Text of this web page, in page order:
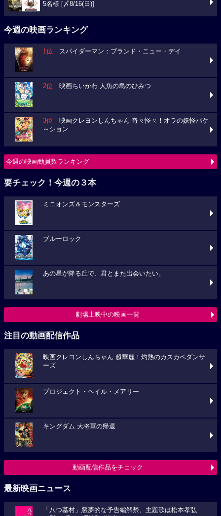
5名様 [〆8/16(日)]
今週の映画ランキング
1位 スパイダーマン：ブランド・ニュー・デイ
2位 映画ちいかわ 人魚の島のひみつ
3位 映画クレヨンしんちゃん 奇々怪々！オラの妖怪バケ
～ション
今週の映画動員数ランキング
要チェック！今週の３本
ミニオンズ＆モンスターズ
ブルーロック
あの星が降る丘で、君とまた出会いたい。
劇場上映中の映画一覧
注目の動画配信作品
映画クレヨンしんちゃん 超華麗！灼熱のカスカベダンサ
ーズ
プロジェクト・ヘイル・メアリー
キングダム 大将軍の帰還
動画配信作品をチェック
最新映画ニュース
「八つ墓村」悪夢的な予告編解禁、主題歌は松本孝弘